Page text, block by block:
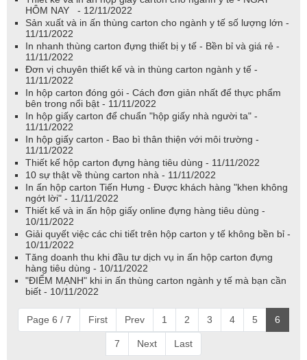
HÔM NAY - 12/11/2022
Sản xuất và in ấn thùng carton cho ngành y tế số lượng lớn -
11/11/2022
In nhanh thùng carton đựng thiết bị y tế - Bền bỉ và giá rẻ -
11/11/2022
Đơn vị chuyên thiết kế và in thùng carton ngành y tế -
11/11/2022
In hộp carton đóng gói - Cách đơn giản nhất để thực phẩm
bên trong nổi bật - 11/11/2022
In hộp giấy carton để chuẩn "hộp giấy nhà người ta" -
11/11/2022
In hộp giấy carton - Bao bì thân thiện với môi trường -
11/11/2022
Thiết kế hộp carton đựng hàng tiêu dùng - 11/11/2022
10 sự thật về thùng carton nhà - 11/11/2022
In ấn hộp carton Tiến Hưng - Được khách hàng "khen không
ngớt lời" - 11/11/2022
Thiết kế và in ấn hộp giấy online đựng hàng tiêu dùng -
10/11/2022
Giải quyết việc các chi tiết trên hộp carton y tế không bền bỉ -
10/11/2022
Tăng doanh thu khi đầu tư dịch vụ in ấn hộp carton đựng
hàng tiêu dùng - 10/11/2022
"ĐIỂM MẠNH" khi in ấn thùng carton ngành y tế mà bạn cần
biết - 10/11/2022
Page 6 / 7 First Prev 1 2 3 4 5 6
7 Next Last